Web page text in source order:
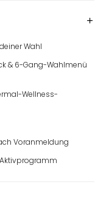
Wahl
& 6-Gang-Wahlmenü
Wellness-
Voranmeldung